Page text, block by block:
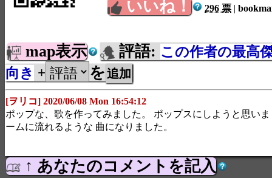
いいね！ 296 票 |
map表示 評語: この作者の最高
向き + を
[ヲリコ] 2020/06/08 Mon 16:54:12
ポップな、歌を作ってみました。 ポップスにしようと思い
ームに流れるような 曲になりました。
↑ あなたのコメントを記入